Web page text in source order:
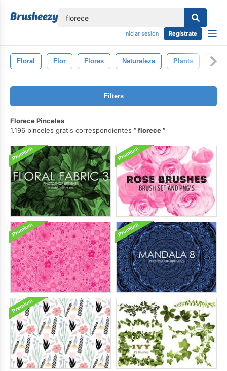
Iniciar sesión Regístrate
Floral Flor Flores Naturaleza Planta
Filters
Florece Pinceles
1.196 pinceles gratis correspondientes
florece